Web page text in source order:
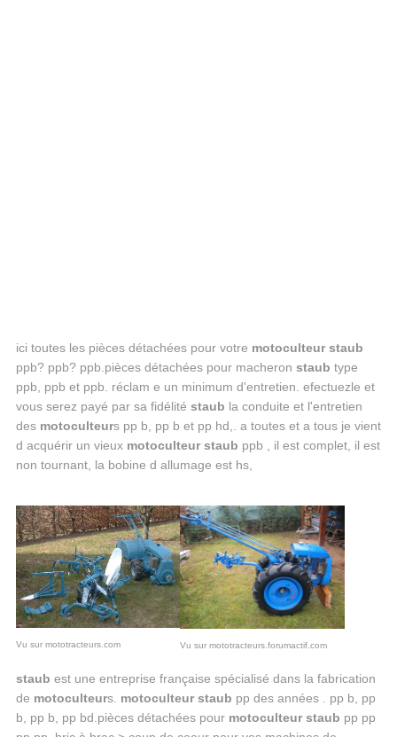
ici toutes les pièces détachées pour votre motoculteur staub
ppb? ppb? ppb.pièces détachées pour macheron staub type
ppb, ppb et ppb. réclam e un minimum d'entretien. efectuezle et
vous serez payé par sa fidélité staub la conduite et l'entretien
des motoculteurs pp b, pp b et pp hd,. a toutes et a tous je vient
d acquérir un vieux motoculteur staub ppb , il est complet, il est
non tournant, la bobine d allumage est hs,
Vu sur mototracteurs.com Vu sur mototracteurs.forumactif.com
staub est une entreprise française spécialisé dans la fabrication
de motoculteurs. motoculteur staub pp des années . pp b, pp
b, pp b, pp bd.pièces détachées pour motoculteur staub pp pp